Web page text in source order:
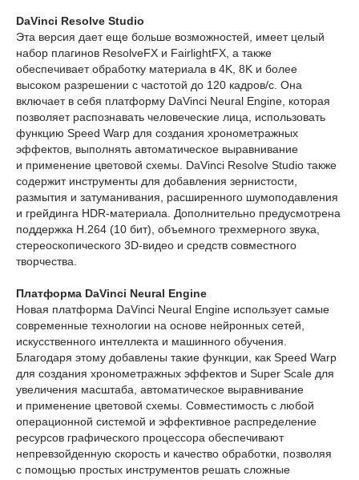
DaVinci Resolve Studio
Эта версия дает еще больше возможностей, имеет целый
набор плагинов ResolveFX и FairlightFX, а также
обеспечивает обработку материала в 4K, 8K и более
высоком разрешении с частотой до 120 кадров/с. Она
включает в себя платформу DaVinci Neural Engine, которая
позволяет распознавать человеческие лица, использовать
функцию Speed Warp для создания хронометражных
эффектов, выполнять автоматическое выравнивание
и применение цветовой схемы. DaVinci Resolve Studio также
содержит инструменты для добавления зернистости,
размытия и затуманивания, расширенного шумоподавления
и грейдинга HDR-материала. Дополнительно предусмотрена
поддержка H.264 (10 бит), объемного трехмерного звука,
стереоскопического 3D-видео и средств совместного
творчества.
Платформа DaVinci Neural Engine
Новая платформа DaVinci Neural Engine использует самые
современные технологии на основе нейронных сетей,
искусственного интеллекта и машинного обучения.
Благодаря этому добавлены такие функции, как Speed Warp
для создания хронометражных эффектов и Super Scale для
увеличения масштаба, автоматическое выравнивание
и применение цветовой схемы. Совместимость с любой
операционной системой и эффективное распределение
ресурсов графического процессора обеспечивают
непревзойденную скорость и качество обработки, позволяя
с помощью простых инструментов решать сложные